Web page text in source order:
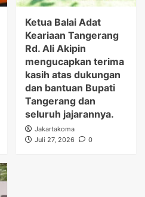
Ketua Balai Adat
Keariaan Tangerang
Rd. Ali Akipin
mengucapkan terima
kasih atas dukungan
dan bantuan Bupati
Tangerang dan
seluruh jajarannya.
Jakartakoma
Juli 27, 2026
0